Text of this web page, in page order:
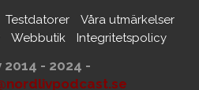
Testdatorer
Våra utmärkelser
Webbutik Integritetspolicy
- 2024 -